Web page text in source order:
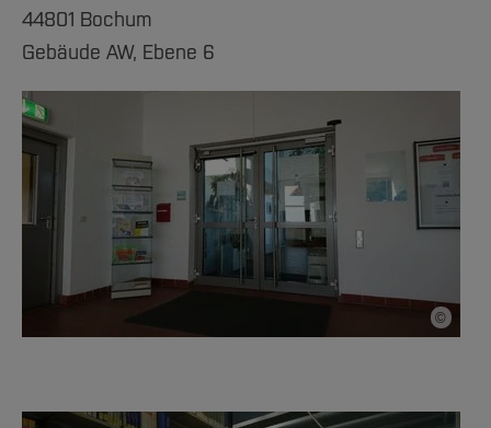
44801 Bochum
Gebäude AW, Ebene 6
©